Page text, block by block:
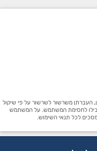
העברתן משרשור לשרשור על פי שיקול
לחסימת המשתמש. על המשתמש
לכל תנאי השימוש.